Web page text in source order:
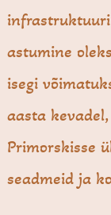
infrastruktuuri
astumine
isegi
aasta
Primorskisse
seadmeid ja